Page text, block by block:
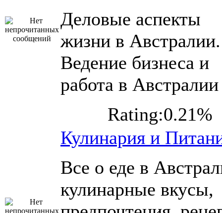
Деловые аспекты
жизни в Австралии.
Ведение бизнеса и
работа в Австралии
Rating:0.21%
Кулинария и
Все о еде в
кулинарные вкусы,